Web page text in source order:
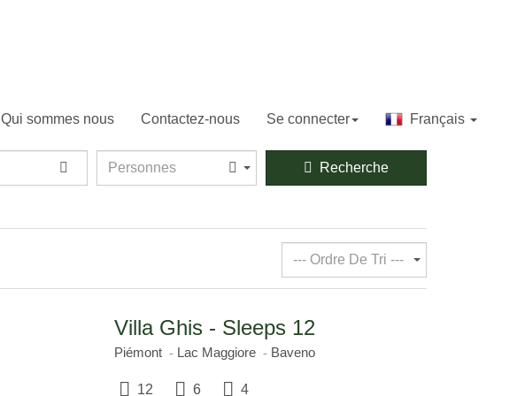
Qui sommes nous Contactez-nous Se connecter Français
Personnes
Personnes Recherche
--- Ordre De Tri ---
Villa Ghis - Sleeps 12
Piémont Lac Maggiore Baveno
12 6 4